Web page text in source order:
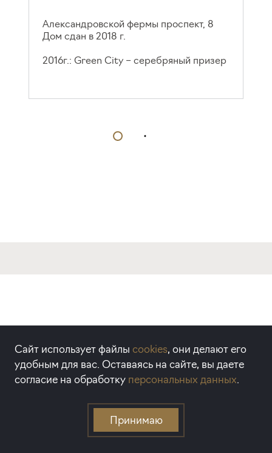
Александровской фермы проспект, 8
Дом сдан в 2018 г.
2016г.: Green City – серебряный призер
AWARDS
премия, которая отмечает лучшие объекты
недвижимости в России с передовыми
технологическими характеристиками.
Сайт использует файлы cookies, они делают его
удобным для вас. Оставаясь на сайте, вы даете
согласие на обработку персональных данных.
Принимаю